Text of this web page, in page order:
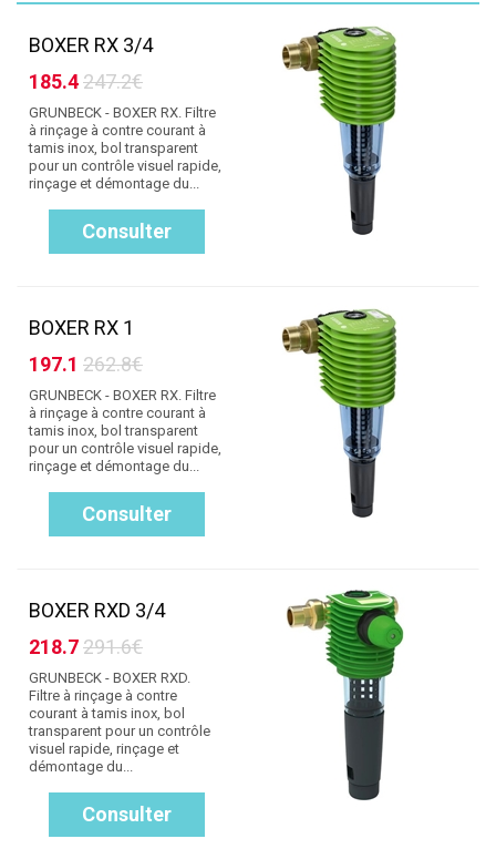
BOXER RX 3/4
185.4247.2€
GRUNBECK - BOXER RX. Filtre
à rinçage à contre courant à
tamis inox, bol transparent
pour un contrôle visuel rapide,
rinçage et démontage du...
Consulter
BOXER RX 1
197.1 262.8€
GRUNBECK - BOXER RX. Filtre
à rinçage à contre courant à
tamis inox, bol transparent
pour un contrôle visuel rapide,
rinçage et démontage du...
Consulter
BOXER RXD 3/4
218.7291.6€
GRUNBECK - BOXER RXD.
Filtre à rinçage à contre
courant à tamis inox, bol
transparent pour un contrôle
visuel rapide, rinçage et
démontage du...
Consulter